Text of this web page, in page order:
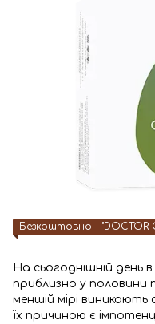
Безкоштовно - "DOCTOR
На сьогоднішній день
приблизно у половини
меншій мірі
їх причиною є